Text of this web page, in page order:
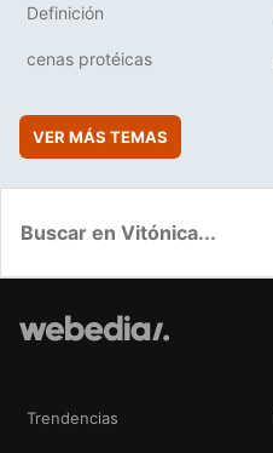
Definición
cenas protéicas
VER MÁS TEMAS
Trendencias